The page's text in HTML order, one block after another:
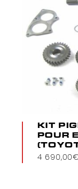
KIT
POUR
4 690,00